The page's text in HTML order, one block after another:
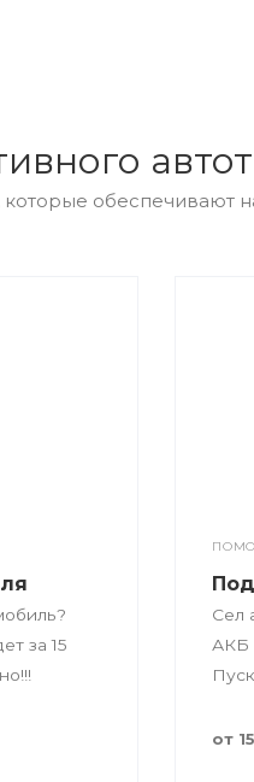
обеспечивают
за 15
Сел
АКБ
от